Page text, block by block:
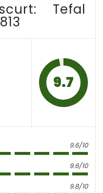
Tefal
9.7
9.6/10
9.6/10
9.8/10